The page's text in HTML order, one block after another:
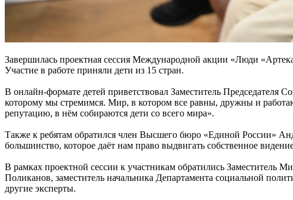
Завершилась проектная сессия Международной акции «Люди
Участие в работе приняли дети из 15 стран.
В онлайн-формате детей приветствовал Заместитель
которому мы стремимся. Мир, в котором все равны, дружны и
репутацию, в нём собираются дети со всего мира».
Также к ребятам обратился член Высшего бюро «Единой России»
большинство, которое даёт нам право выдвигать собственное
В рамках проектной сессии к участникам обратились Заместитель
Поликанов, заместитель начальника Департамента социальной
другие эксперты.